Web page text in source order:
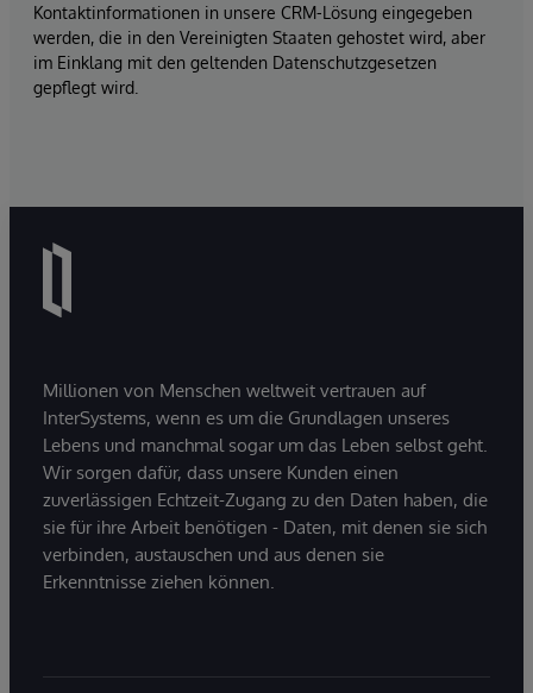
Kontaktinformationen in unsere CRM-Lösung eingegeben
werden, die in den Vereinigten Staaten gehostet wird, aber
im Einklang mit den geltenden Datenschutzgesetzen
gepflegt wird.
Millionen von Menschen weltweit vertrauen auf
InterSystems, wenn es um die Grundlagen unseres
Lebens und manchmal sogar um das Leben selbst geht.
Wir sorgen dafür, dass unsere Kunden einen
zuverlässigen Echtzeit-Zugang zu den Daten haben, die
sie für ihre Arbeit benötigen - Daten, mit denen sie sich
verbinden, austauschen und aus denen sie
Erkenntnisse ziehen können.